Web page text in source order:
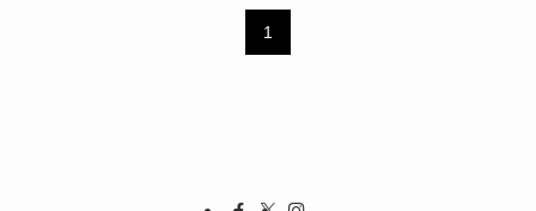
1